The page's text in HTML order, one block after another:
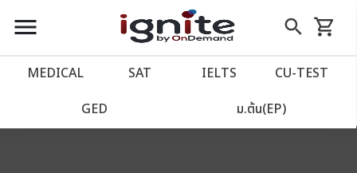
close
account_balance หน้าแรก
เว็บไซต์อิกไนท์
menu search
Skip
to
shopping_cart
รถเข็น
MEDICAL SAT IELTS CU‑TEST
GED ม.ต้น(EP)
We could not find anything for 80000725